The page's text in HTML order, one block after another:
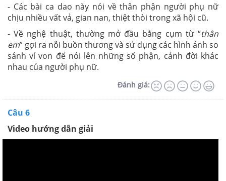
- Các bài ca dao này nói về thân phận người phụ nữ
chịu nhiều vất vả, gian nan, thiệt thòi trong xã hội cũ.
- Về nghệ thuật, thường mở đầu bằng cụm từ “thân
em” gợi ra nỗi buồn thương và sử dụng các hình ảnh so
sánh ví von để nói lên những số phận, cảnh đời khác
nhau của người phụ nữ.
Đánh giá:
Câu 6
Video hướng dẫn giải